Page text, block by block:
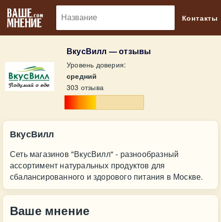
Контакты
ВкусВилл — отзывы
Уровень доверия:
средний
303 отзыва
ВкусВилл
Сеть магазинов "ВкусВилл" - разнообразный
ассортимент натуральных продуктов для
сбалансированного и здорового питания в Москве.
Ваше мнение